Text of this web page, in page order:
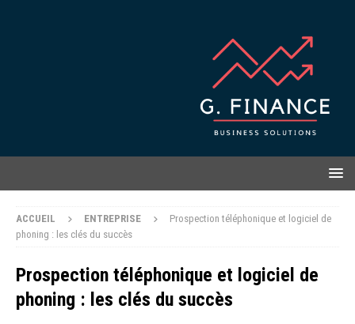
ACCUEIL ENTREPRISE
Prospection téléphonique et logiciel de
phoning : les clés du succès
Prospection téléphonique et logiciel de
phoning : les clés du succès